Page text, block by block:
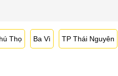
Thọ Ba Vì TP Thái Nguyên